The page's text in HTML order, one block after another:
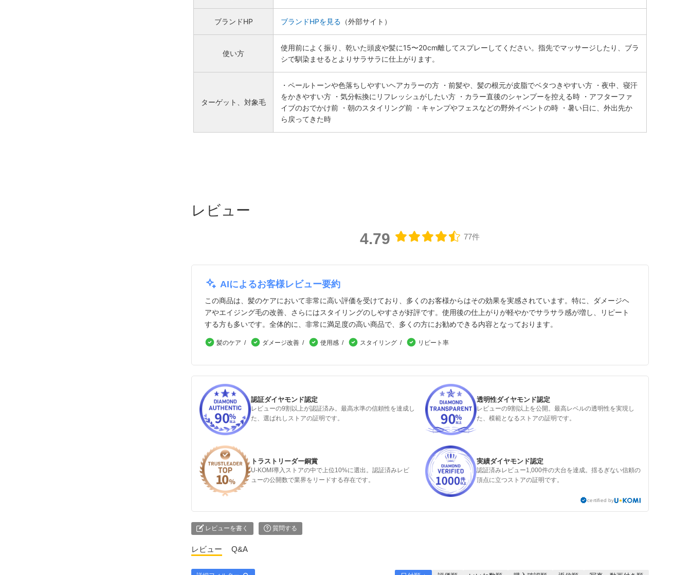
ブランドHP ブランドHPを見る （外部サイト）
使い方
使⽤前によく振り、乾いた頭⽪や髪に15〜20cm離してスプレーしてください。指先でマッサージしたり、ブラ
シで馴染ませるとよりサラサラに仕上がります。
ターゲット、対象毛
・ペールトーンや色落ちしやすいヘアカラーの方 ・前髪や、髪の根元が皮脂でベタつきやすい方 ・夜中、寝汗
をかきやすい方 ・気分転換にリフレッシュがしたい方 ・カラー直後のシャンプーを控える時 ・アフターファ
イブのおでかけ前 ・朝のスタイリング前 ・キャンプやフェスなどの野外イベントの時 ・暑い日に、外出先か
ら戻ってきた時
レビュー
4.79 77件
AIによるお客様レビュー要約
この商品は、髪のケアにおいて非常に高い評価を受けており、多くのお客様からはその効果を実感されています。特に、ダメージヘ
アやエイジング毛の改善、さらにはスタイリングのしやすさが好評です。使用後の仕上がりが軽やかでサラサラ感が増し、リピート
する方も多いです。全体的に、非常に満足度の高い商品で、多くの方にお勧めできる内容となっております。
髪のケア ダメージ改善 使用感 スタイリング リピート率
認証ダイヤモンド認定
レビューの9割以上が認証済み。最高水準の信頼性を達成し
た、選ばれしストアの証明です。
透明性ダイヤモンド認定
レビューの9割以上を公開。最高レベルの透明性を実現し
た、模範となるストアの証明です。
トラストリーダー銅賞
U-KOMI導入ストアの中で上位10%に選出。認証済みレビ
ューの公開数で業界をリードする存在です。
実績ダイヤモンド認定
認証済みレビュー1,000件の大台を達成。揺るぎない信頼の
頂点に立つストアの証明です。
certified by
レビューを書く 質問する
レビュー Q&A